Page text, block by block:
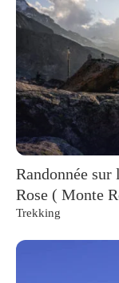
Randonnée
Rose ( Monte
Trekking